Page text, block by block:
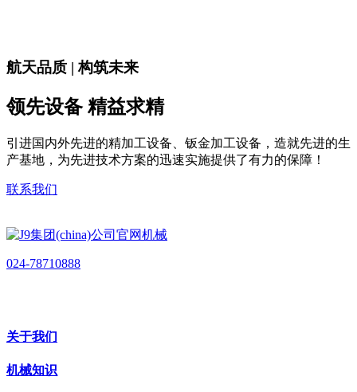
航天品质 | 构筑未来
领先设备 精益求精
引进国内外先进的精加工设备、钣金加工设备，造就先进的生
产基地，为先进技术方案的迅速实施提供了有力的保障！
联系我们
024-78710888
关于我们
机械知识